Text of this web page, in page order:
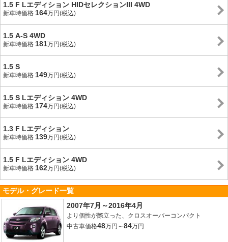
1.5 F Lエディション HIDセレクションIII 4WD
新車時価格 164万円(税込)
1.5 A-S 4WD
新車時価格 181万円(税込)
1.5 S
新車時価格 149万円(税込)
1.5 S Lエディション 4WD
新車時価格 174万円(税込)
1.3 F Lエディション
新車時価格 139万円(税込)
1.5 F Lエディション 4WD
新車時価格 162万円(税込)
モデル・グレード一覧
2007年7月～2016年4月
より個性が際立った、クロスオーバーコンパクト
中古車価格48万円～84万円